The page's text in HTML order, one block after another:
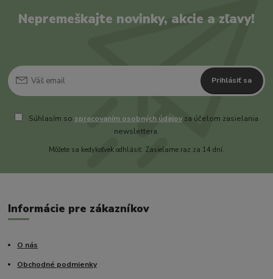
Nepremeškajte novinky, akcie a zľavy!
Prihlásiť sa
Súhlasím so spracovaním osobných údajovza účelom zasielania
newslettera.
Môžete sa kedykoľvek odhlásiť. Zasielame raz za 14 dní.
Informácie pre zákazníkov
O nás
Obchodné podmienky